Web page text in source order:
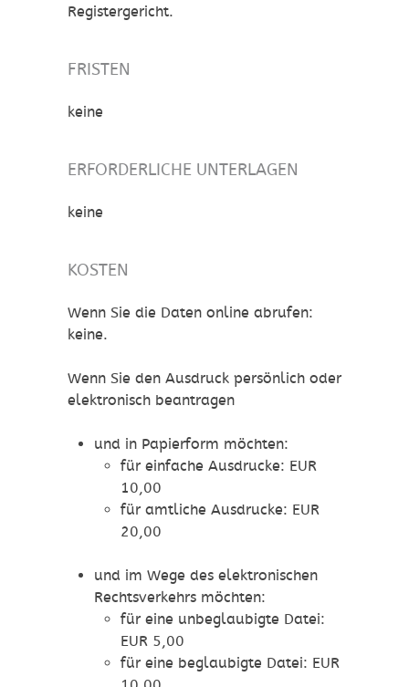
Registergericht.
FRISTEN
keine
ERFORDERLICHE UNTERLAGEN
keine
KOSTEN
Wenn Sie die Daten online abrufen:
keine.
Wenn Sie den Ausdruck persönlich oder
elektronisch beantragen
und in Papierform möchten:
für einfache Ausdrucke: EUR
10,00
für amtliche Ausdrucke: EUR
20,00
und im Wege des elektronischen
Rechtsverkehrs möchten:
für eine unbeglaubigte Datei:
EUR 5,00
für eine beglaubigte Datei: EUR